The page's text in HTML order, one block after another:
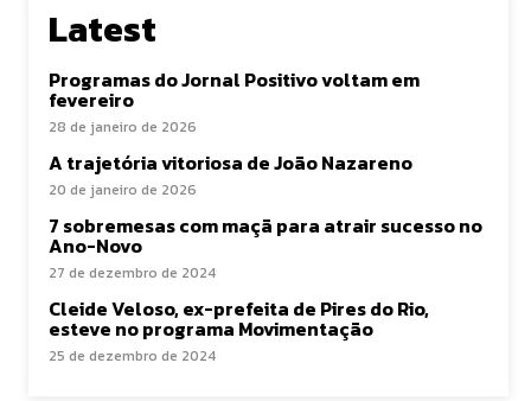
Latest
Programas do Jornal Positivo voltam em
fevereiro
28 de janeiro de 2026
A trajetória vitoriosa de João Nazareno
20 de janeiro de 2026
7 sobremesas com maçã para atrair sucesso no
Ano-Novo
27 de dezembro de 2024
Cleide Veloso, ex-prefeita de Pires do Rio,
esteve no programa Movimentação
25 de dezembro de 2024